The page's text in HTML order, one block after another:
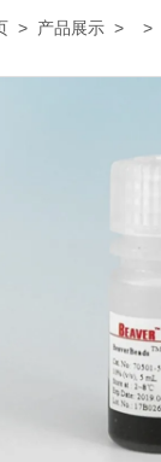
> 产品展示 > >